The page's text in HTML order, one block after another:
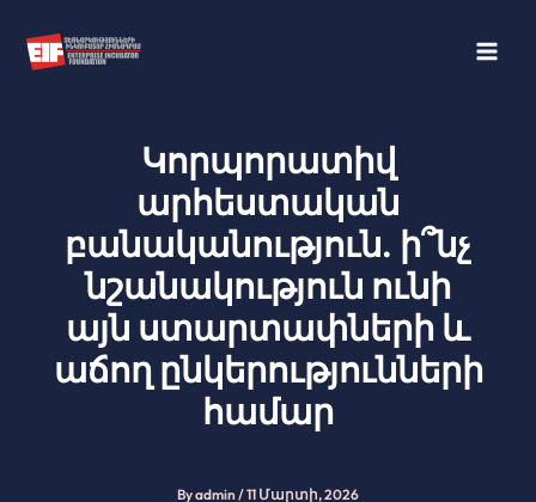
content
Կորպորատիվ
արհեստական
բանականություն. ի՞նչ
նշանակություն ունի
այն ստարտափների և
աճող ընկերությունների
համար
Byadmin /11 Մարտի, 2026